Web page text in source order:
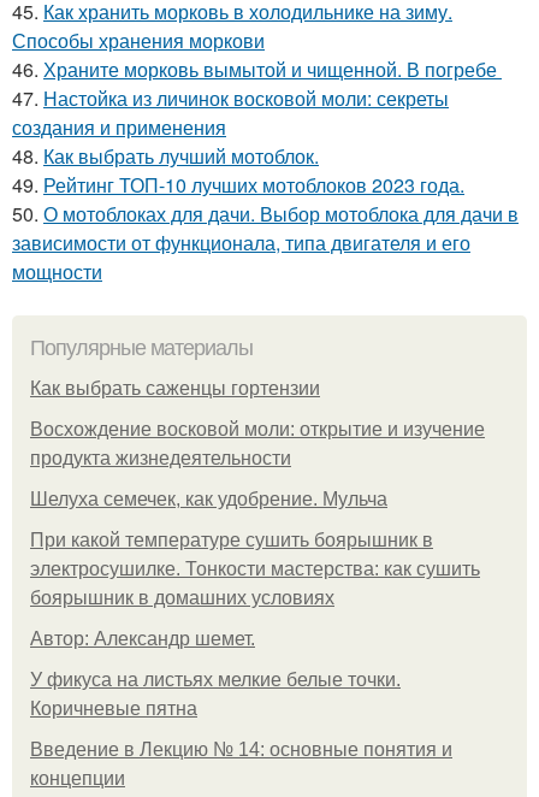
45. Как хранить морковь в холодильнике на зиму.
Способы хранения моркови
46. Храните морковь вымытой и чищенной. В погребе
47. Настойка из личинок восковой моли: секреты
создания и применения
48. Как выбрать лучший мотоблок.
49. Рейтинг ТОП-10 лучших мотоблоков 2023 года.
50. О мотоблоках для дачи. Выбор мотоблока для дачи в
зависимости от функционала, типа двигателя и его
мощности
Популярные материалы
Как выбрать саженцы гортензии
Восхождение восковой моли: открытие и изучение
продукта жизнедеятельности
Шелуха семечек, как удобрение. Мульча
При какой температуре сушить боярышник в
электросушилке. Тонкости мастерства: как сушить
боярышник в домашних условиях
Автор: Александр шемет.
У фикуса на листьях мелкие белые точки.
Коричневые пятна
Введение в Лекцию № 14: основные понятия и
концепции